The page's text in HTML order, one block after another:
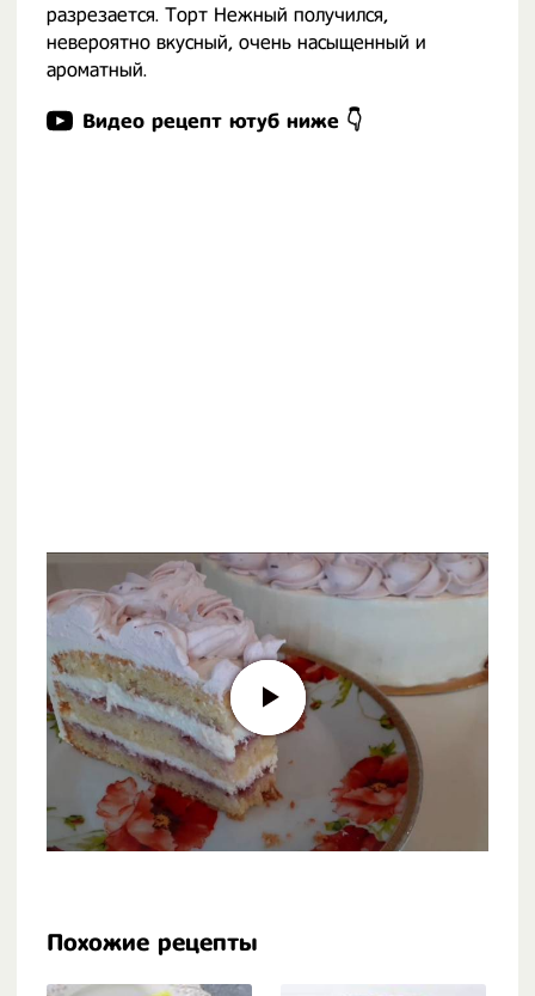
разрезается. Торт Нежный получился,
невероятно вкусный, очень насыщенный и
ароматный.
Видео рецепт ютуб ниже 👇
Похожие рецепты